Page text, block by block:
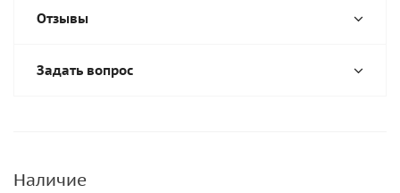
Отзывы
Задать вопрос
Наличие